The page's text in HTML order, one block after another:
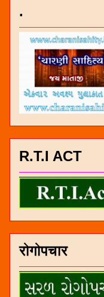
.
R.T.I ACT
रोगोपचार